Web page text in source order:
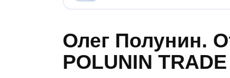
Олег Полунин.
POLUNIN